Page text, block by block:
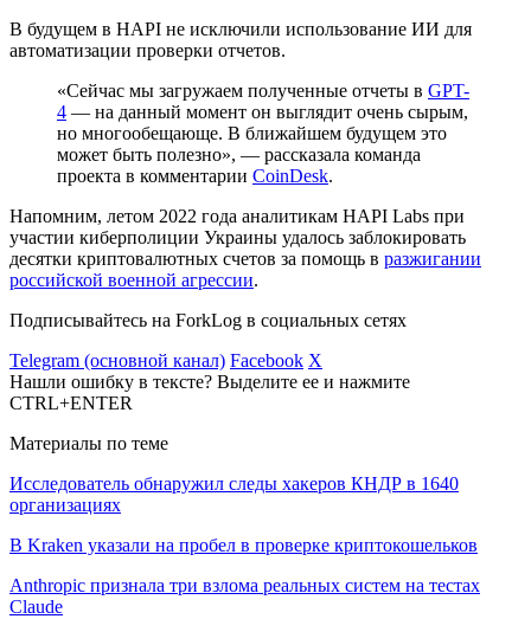
В будущем в HAPI не исключили использование ИИ для
автоматизации проверки отчетов.
«Сейчас мы загружаем полученные отчеты в GPT-
4 — на данный момент он выглядит очень сырым,
но многообещающе. В ближайшем будущем это
может быть полезно», — рассказала команда
проекта в комментарии CoinDesk.
Напомним, летом 2022 года аналитикам HAPI Labs при
участии киберполиции Украины удалось заблокировать
десятки криптовалютных счетов за помощь в разжигании
российской военной агрессии.
Подписывайтесь на ForkLog в социальных сетях
Telegram (основной канал) Facebook X
Нашли ошибку в тексте? Выделите ее и нажмите
CTRL+ENTER
Материалы по теме
Исследователь обнаружил следы хакеров КНДР в 1640
организациях
В Kraken указали на пробел в проверке криптокошельков
Anthropic признала три взлома реальных систем на тестах
Claude